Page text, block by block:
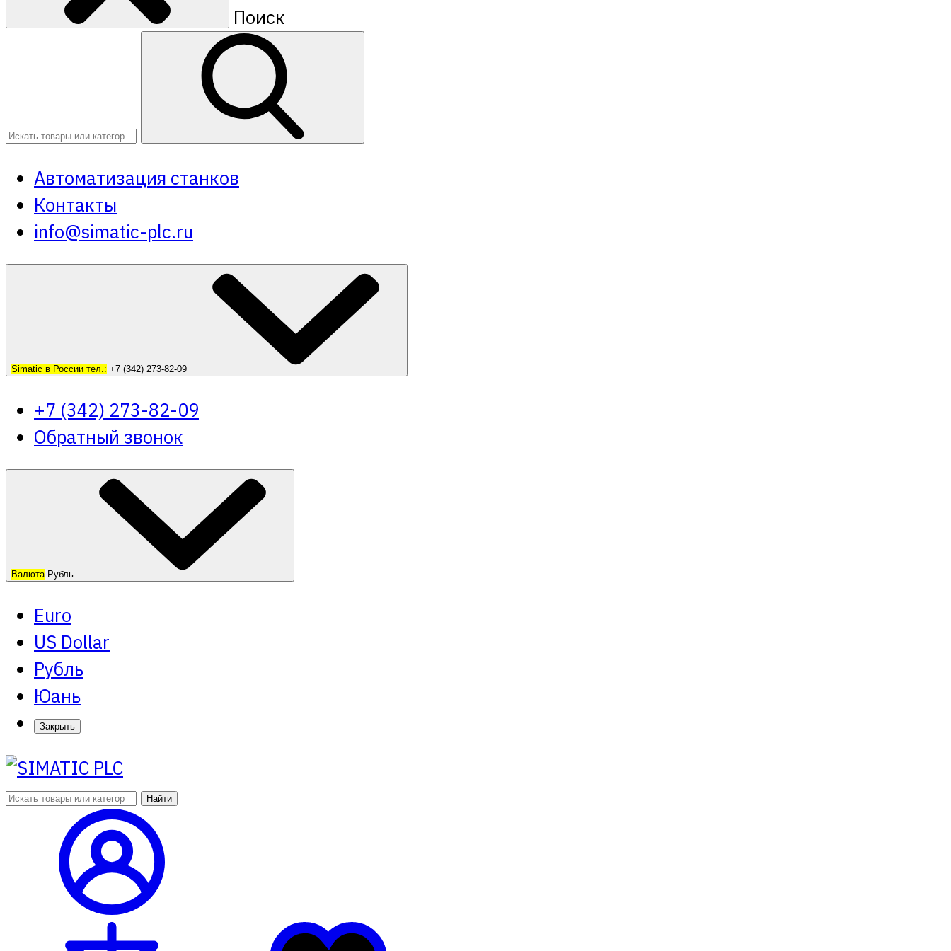
Поиск
Автоматизация станков
Контакты
info@simatic-plc.ru
Simatic в России тел.: +7 (342) 273-82-09
+7 (342) 273-82-09
Обратный звонок
Валюта Рубль
Euro
US Dollar
Рубль
Юань
Закрыть
Найти